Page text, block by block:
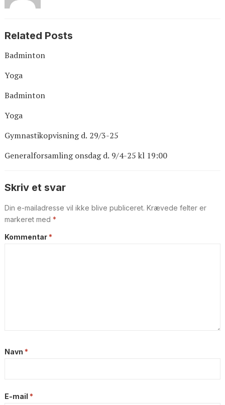
Related Posts
Badminton
Yoga
Badminton
Yoga
Gymnastikopvisning d. 29/3-25
Generalforsamling onsdag d. 9/4-25 kl 19:00
Skriv et svar
Din e-mailadresse vil ikke blive publiceret. Krævede felter er
markeret med *
Kommentar *
Navn *
E-mail *